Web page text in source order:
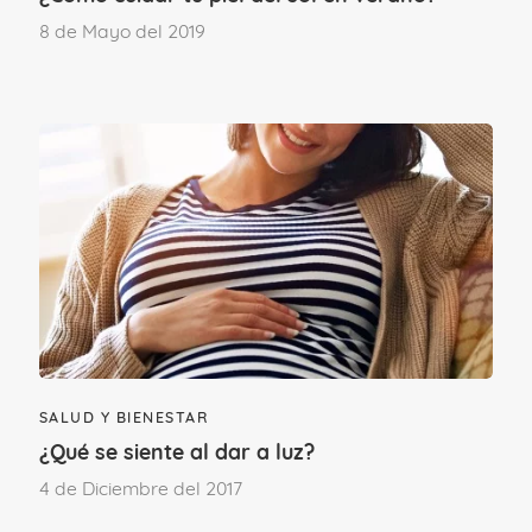
normal, aunque
situaciones o dolores que no son
normales o requieren que acudamos al
médico.
8 de Mayo del 2019
SALUD Y BIENESTAR
¿Qué se siente al dar a luz?
4 de Diciembre del 2017